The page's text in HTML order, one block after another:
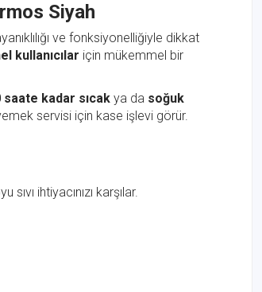
Siyah
ve fonksiyonelliğiyle dikkat
kullanıcılar için mükemmel bir
saate kadar sıcak ya da soğuk
servisi için kase işlevi görür.
ihtiyacınızı karşılar.